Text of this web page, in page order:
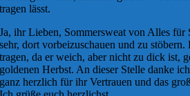
tragen lässt.
Ja, ihr Lieben, Sommersweat von Alles für
sehr, dort vorbeizuschauen und zu
tragen, da er weich, aber nicht zu dick ist,
goldenen Herbst. An dieser Stelle danke
ganz herzlich für ihr Vertrauen und das